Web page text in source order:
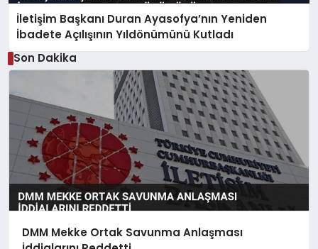
İletişim Başkanı Duran Ayasofya’nın Yeniden
İbadete Açılışının Yıldönümünü Kutladı
Son Dakika
DMM Mekke Ortak Savunma Anlaşması